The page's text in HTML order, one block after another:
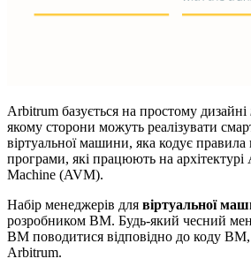
Arbitrum базується на простому дизайні
якому сторони можуть реалізувати
віртуальної машини, яка кодує
програми, які працюють на
Machine (AVM).
Набір менеджерів для віртуальної
розробником ВМ. Будь-який чесний
ВМ поводитися відповідно до коду ВМ,
Arbitrum.